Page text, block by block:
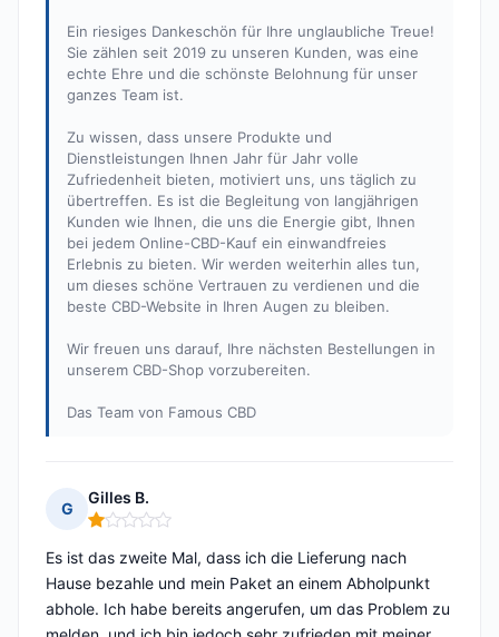
Ein riesiges Dankeschön für Ihre unglaubliche Treue!
Sie zählen seit 2019 zu unseren Kunden, was eine
echte Ehre und die schönste Belohnung für unser
ganzes Team ist.
Zu wissen, dass unsere Produkte und
Dienstleistungen Ihnen Jahr für Jahr volle
Zufriedenheit bieten, motiviert uns, uns täglich zu
übertreffen. Es ist die Begleitung von langjährigen
Kunden wie Ihnen, die uns die Energie gibt, Ihnen
bei jedem Online-CBD-Kauf ein einwandfreies
Erlebnis zu bieten. Wir werden weiterhin alles tun,
um dieses schöne Vertrauen zu verdienen und die
beste CBD-Website in Ihren Augen zu bleiben.
Wir freuen uns darauf, Ihre nächsten Bestellungen in
unserem CBD-Shop vorzubereiten.
Das Team von Famous CBD
G
Gilles B.
Hinweis: 1 von 5
Es ist das zweite Mal, dass ich die Lieferung nach
Hause bezahle und mein Paket an einem Abholpunkt
abhole. Ich habe bereits angerufen, um das Problem zu